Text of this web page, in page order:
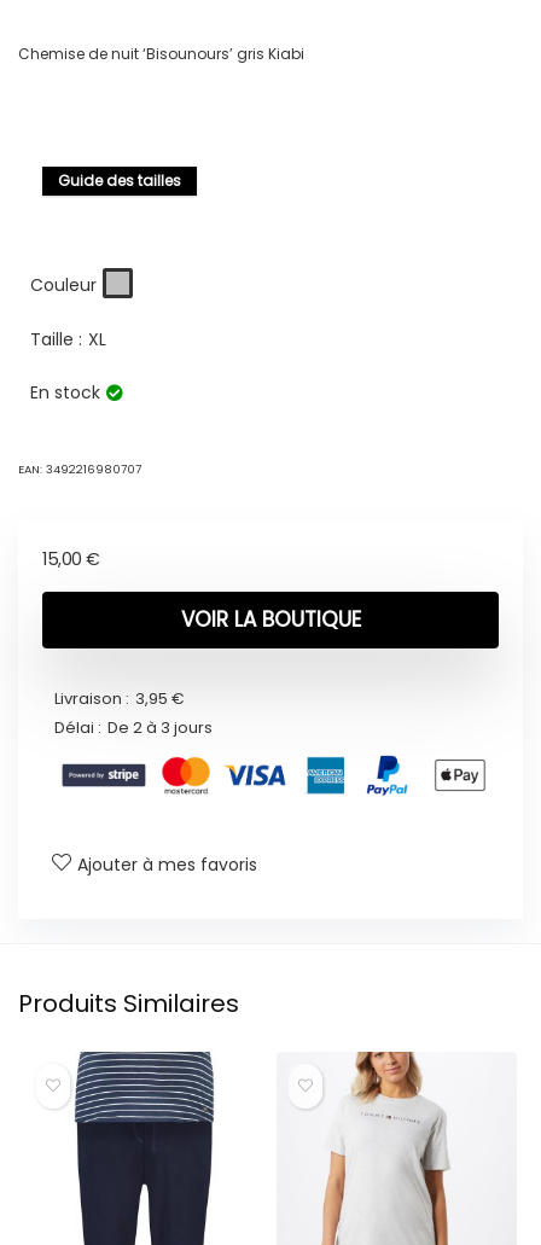
Chemise de nuit ‘Bisounours’ gris Kiabi
Guide des tailles
Couleur
Taille : XL
En stock
EAN: 3492216980707
15,00 €
VOIR LA BOUTIQUE
Livraison : 3,95 €
Délai : De 2 à 3 jours
Ajouter à mes favoris
Produits Similaires